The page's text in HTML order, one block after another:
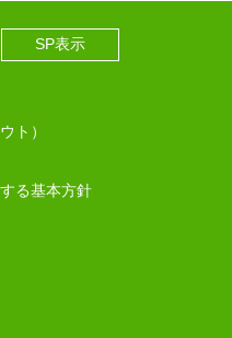
SP表示
ト）
る基本方針